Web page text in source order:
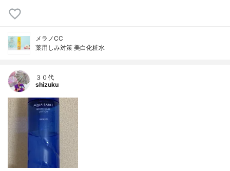
メラノCC
薬用しみ対策 美白化粧水
３０代
shizuku